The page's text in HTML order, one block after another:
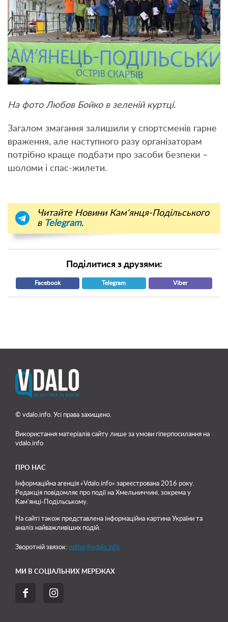
На фото Любов Бойко в зеленій куртці.
Загалом змагання залишили у спортсменів гарне
враження, але наступного разу організаторам
потрібно краще подбати про засоби безпеки –
шоломи і спас-жилети.
Читайте Новини Кам'янця-Подільського
в Telegram.
Поділитися з друзями:
Facebook Telegram Viber
© vdalo.info. Усі права захищено.
Використання матеріалів сайту лише за умови гіперпосилання на
vdalo.info
ПРО НАС
Інформаційна агенція «Vdalo.info» зареєстрована 2016 року.
Редакція повідомляє про події на Хмельниччині, зокрема у
Кам'янці-Подільському.
На сайті також представлена інформаційна картина України та
аналіз найважливіших подій.
Зворотній звязок: editor@vdalo.info
МИ В СОЦІАЛЬНИХ МЕРЕЖАХ
 